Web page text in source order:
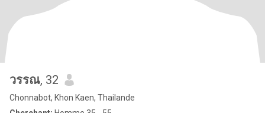
วรรณ, 32
Chonnabot, Khon Kaen, Thailande